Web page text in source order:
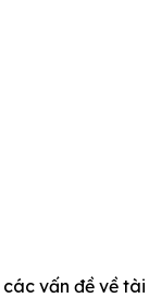
vấn đề về tài